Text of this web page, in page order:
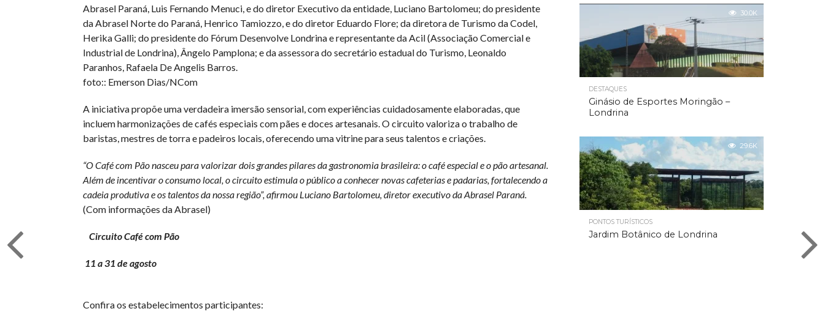
Abrasel Paraná, Luis Fernando Menuci, e do diretor Executivo da entidade, Luciano Bartolomeu; do presidente
da Abrasel Norte do Paraná, Henrico Tamiozzo, e do diretor Eduardo Flore; da diretora de Turismo da Codel,
Herika Galli; do presidente do Fórum Desenvolve Londrina e representante da Acil (Associação Comercial e
Industrial de Londrina), Ângelo Pamplona; e da assessora do secretário estadual do Turismo, Leonaldo
Paranhos, Rafaela De Angelis Barros.
foto:: Emerson Dias/NCom
A iniciativa propõe uma verdadeira imersão sensorial, com experiências cuidadosamente elaboradas, que
incluem harmonizações de cafés especiais com pães e doces artesanais. O circuito valoriza o trabalho de
baristas, mestres de torra e padeiros locais, oferecendo uma vitrine para seus talentos e criações.
“O Café com Pão nasceu para valorizar dois grandes pilares da gastronomia brasileira: o café especial e o pão artesanal.
Além de incentivar o consumo local, o circuito estimula o público a conhecer novas cafeterias e padarias, fortalecendo a
cadeia produtiva e os talentos da nossa região”, afirmou Luciano Bartolomeu, diretor executivo da Abrasel Paraná.
(Com informações da Abrasel)
Circuito Café com Pão
11 a 31 de agosto
Confira os estabelecimentos participantes:
30.0K
DESTAQUES
Ginásio de Esportes Moringão –
Londrina
29.6K
PONTOS TURÍSTICOS
Jardim Botânico de Londrina